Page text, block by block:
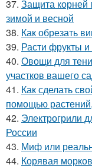
37. Защита корней
зимой и весной
38. Как обрезать
39. Расти фрукты
40. Овощи для
участков вашего
41. Как сделать
помощью
42. Электрогрили
России
43. Миф или
44. Корявая